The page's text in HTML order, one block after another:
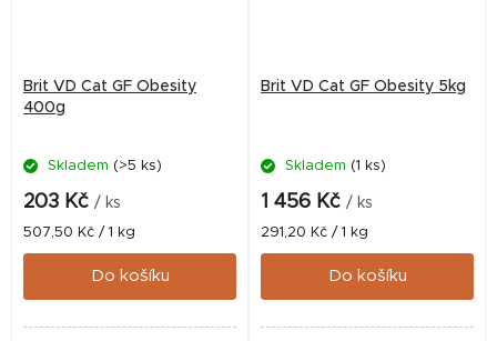
Brit VD Cat GF Obesity
400g
Skladem (>5 ks)
203 Kč / ks
Měrná
cena:
507,50 Kč / 1 kg
Do košíku
Brit VD Cat GF Obesity 5kg
Skladem (1 ks)
1 456 Kč / ks
Měrná
cena:
291,20 Kč / 1 kg
Do košíku